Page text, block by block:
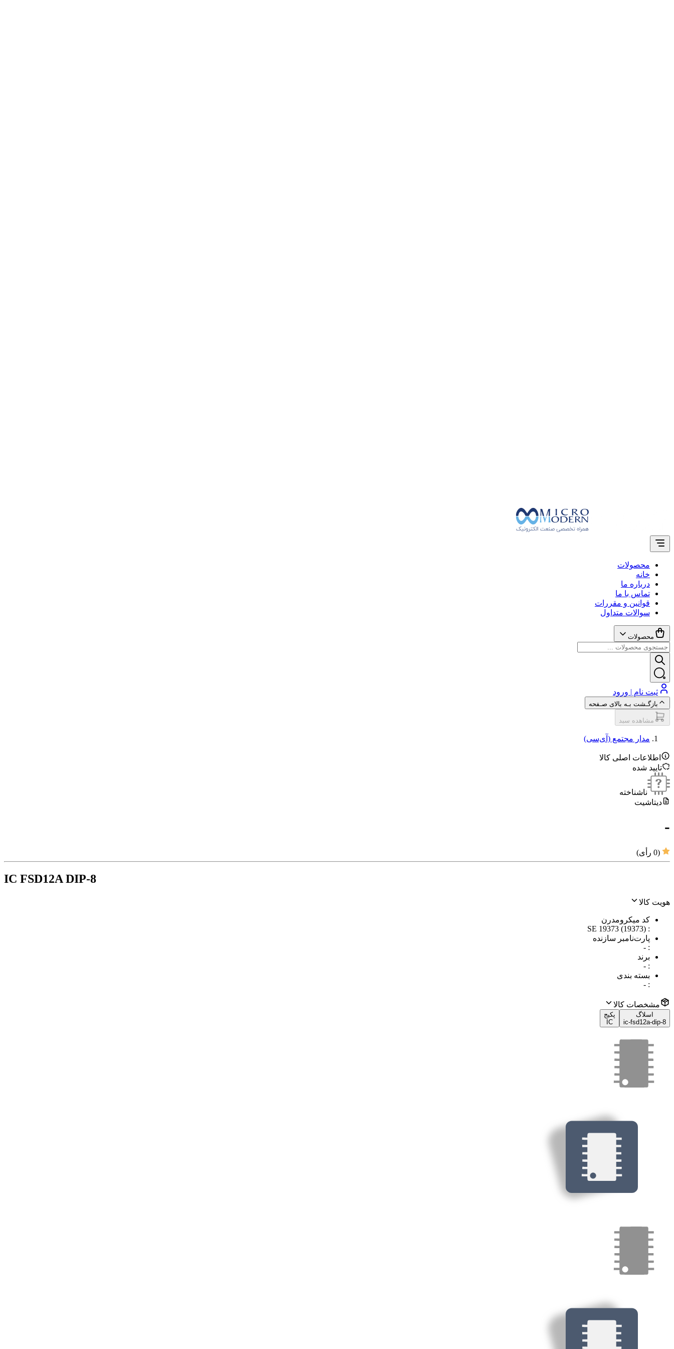
محصولات
خانه
درباره ما
تماس با ما
قوانین و مقررات
سوالات متداول
محصولات
ثبت نام | ورود
بازگـشت بـه بالای صـفحه
مشاهده سبد
مدار مجتمع (آی‌سی‌)
اطلاعات اصلی کالا
تایید شده
ناشناخته
دیتاشیت
-
(
0 رأی)
IC FSD12A DIP-8
هویت کالا
کد میکرومدرن
:
SE 19373 (19373)
پارت‌نامبر سازنده
:
-
برند
:
-
بسته بندی
:
-
مشخصات کالا
اسلاگ
ic-fsd12a-dip-8
پکیج
IC